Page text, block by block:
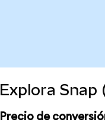
Explora Snap
Precio de